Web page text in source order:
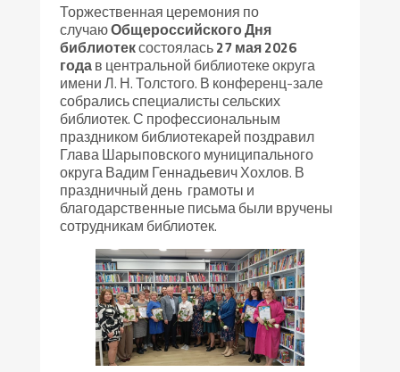
Торжественная церемония по
случаюОбщероссийского Дня
библиотексостоялась27 мая 2026
годав центральной библиотеке округа
имени Л. Н. Толстого. В конференц-зале
собрались специалисты сельских
библиотек. С профессиональным
праздником библиотекарей поздравил
Глава Шарыповского муниципального
округа Вадим Геннадьевич Хохлов. В
праздничный день грамоты и
благодарственные письма были вручены
сотрудникам библиотек.